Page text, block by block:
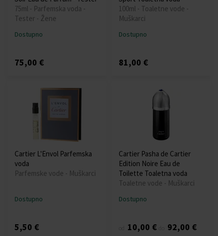
75ml - Parfemska voda -
Tester - Žene
Dostupno
75,00 €
100ml - Toaletne vode -
Muškarci
Dostupno
81,00 €
Cartier L'Envol Parfemska
voda
Parfemske vode - Muškarci
Dostupno
5,50 €
Cartier Pasha de Cartier
Edition Noire Eau de
Toilette Toaletna voda
Toaletne vode - Muškarci
Dostupno
10,00 € 92,00 €